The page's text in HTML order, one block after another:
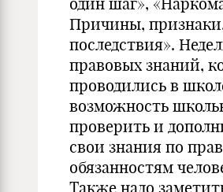
Причины,
последствия».
правовых знаний,
проводились в
возможность
проверить и
свои знания по
обязанностям
Также надо